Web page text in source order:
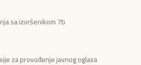
sa izvršenikom 7b
za provođenje javnog oglasa